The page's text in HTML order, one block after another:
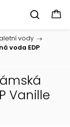
vody /
voda EDP
Vanille